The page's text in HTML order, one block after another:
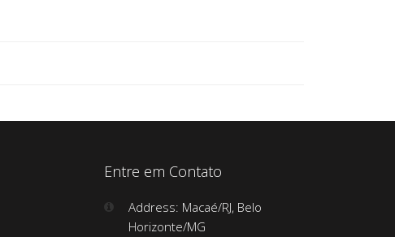
Entre em Contato
Address: Macaé/RJ, Belo
Horizonte/MG